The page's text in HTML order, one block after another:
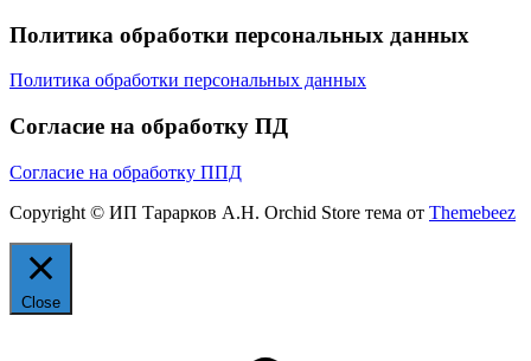
Политика обработки персональных данных
Политика обработки персональных данных
Согласие на обработку ПД
Согласие на обработку ППД
Copyright © ИП Тарарков А.Н. Orchid Store тема от Themebeez
Close